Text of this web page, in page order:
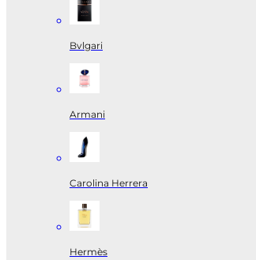
Bvlgari
Armani
Carolina Herrera
Hermès